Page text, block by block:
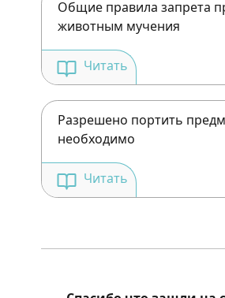
Общие правила запрета
животным мучения
Читать
Разрешено портить
необходимо
Читать